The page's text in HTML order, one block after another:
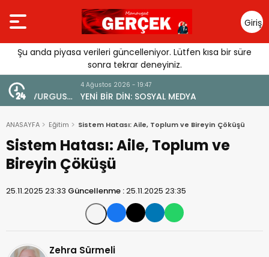
Giriş
Yap
Şu anda piyasa verileri güncelleniyor. Lütfen kısa bir süre
sonra tekrar deneyiniz.
4 Ağustos 2026 - 19:47
YENİ BİR DİN: SOSYAL MEDYA
ANASAYFA Eğitim Sistem Hatası: Aile, Toplum ve Bireyin Çöküşü
Sistem Hatası: Aile, Toplum ve
Bireyin Çöküşü
25.11.2025 23:33 Güncellenme :25.11.2025 23:35
Zehra Sürmeli